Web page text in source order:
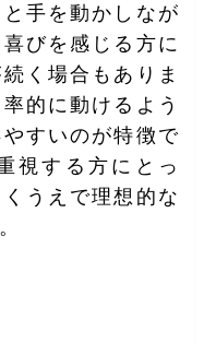
手を動かしなが
びを感じる方に
く場合もありま
的に動けるよう
すいのが特徴で
視する方にとっ
うえで理想的な